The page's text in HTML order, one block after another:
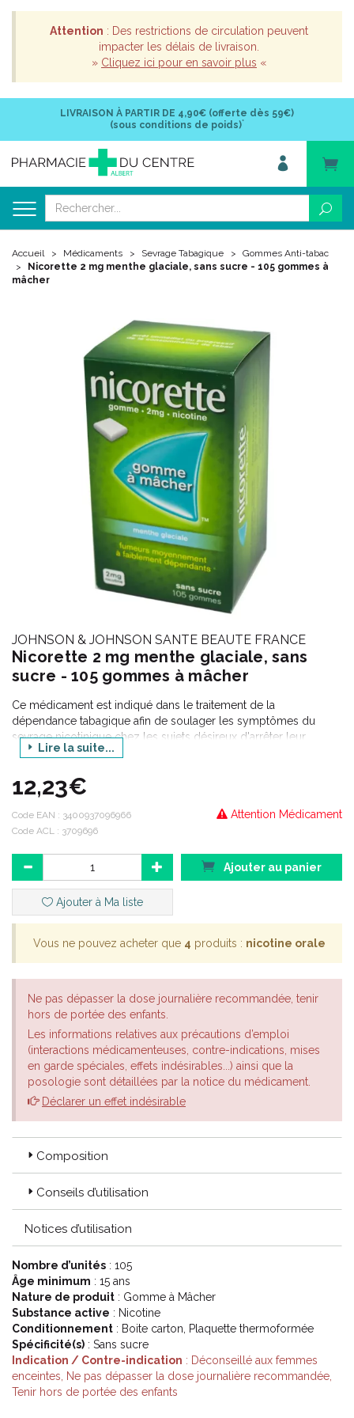
Attention : Des restrictions de circulation peuvent
impacter les délais de livraison.
» Cliquez ici pour en savoir plus «
LIVRAISON À PARTIR DE 4,90€ (offerte dès 59€)
(sous conditions de poids)*
Accueil Médicaments Sevrage Tabagique
Gommes Anti-tabac
Nicorette 2 mg menthe glaciale, sans sucre - 105 gommes à
mâcher
JOHNSON & JOHNSON SANTE BEAUTE FRANCE
Nicorette 2 mg menthe glaciale, sans
sucre - 105 gommes à mâcher
Ce médicament est indiqué dans le traitement de la
dépendance tabagique afin de soulager les symptômes du
sevrage nicotinique chez les sujets désireux d'arrêter leur
consommation de tabac. Bien que l'arrêt définitif de la
être utilisé dans: · les cas où un fumeur s'abstient
temporairement de fumer, · une stratégie de réduction du
tabagisme comme une étape vers l'arrêt définitif.
Lire la suite...
12,23€
Attention Médicament
Code EAN : 3400937096966
Code ACL : 3709696
Ajouter au panier
Ajouter à Ma liste
Vous ne pouvez acheter que 4 produits : nicotine orale
Ne pas dépasser la dose journalière recommandée, tenir
hors de portée des enfants.
Les informations relatives aux précautions d’emploi
(interactions médicamenteuses, contre-indications, mises
en garde spéciales, effets indésirables...) ainsi que la
posologie sont détaillées par la notice du médicament.
Déclarer un effet indésirable
Composition
Conseils d’utilisation
Notices d’utilisation
Nombre d’unités : 105
Âge minimum : 15 ans
Nature de produit : Gomme à Mâcher
Substance active : Nicotine
Conditionnement : Boite carton, Plaquette thermoformée
Spécificité(s) : Sans sucre
Indication / Contre-indication : Déconseillé aux femmes
enceintes, Ne pas dépasser la dose journalière recommandée,
Tenir hors de portée des enfants